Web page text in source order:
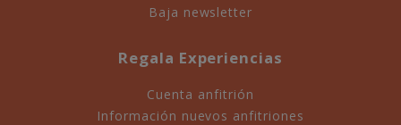
Baja newsletter
Regala Experiencias
Cuenta anfitrión
Información nuevos anfitriones